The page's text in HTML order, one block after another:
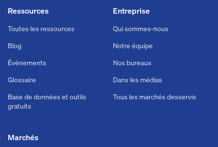
Ressources
Toutes les ressources
Blog
Événements
Glossaire
Base de données et outils
gratuits
Entreprise
Qui sommes-nous
Notre équipe
Nos bureaux
Dans les médias
Tous les marchés desservis
Marchés